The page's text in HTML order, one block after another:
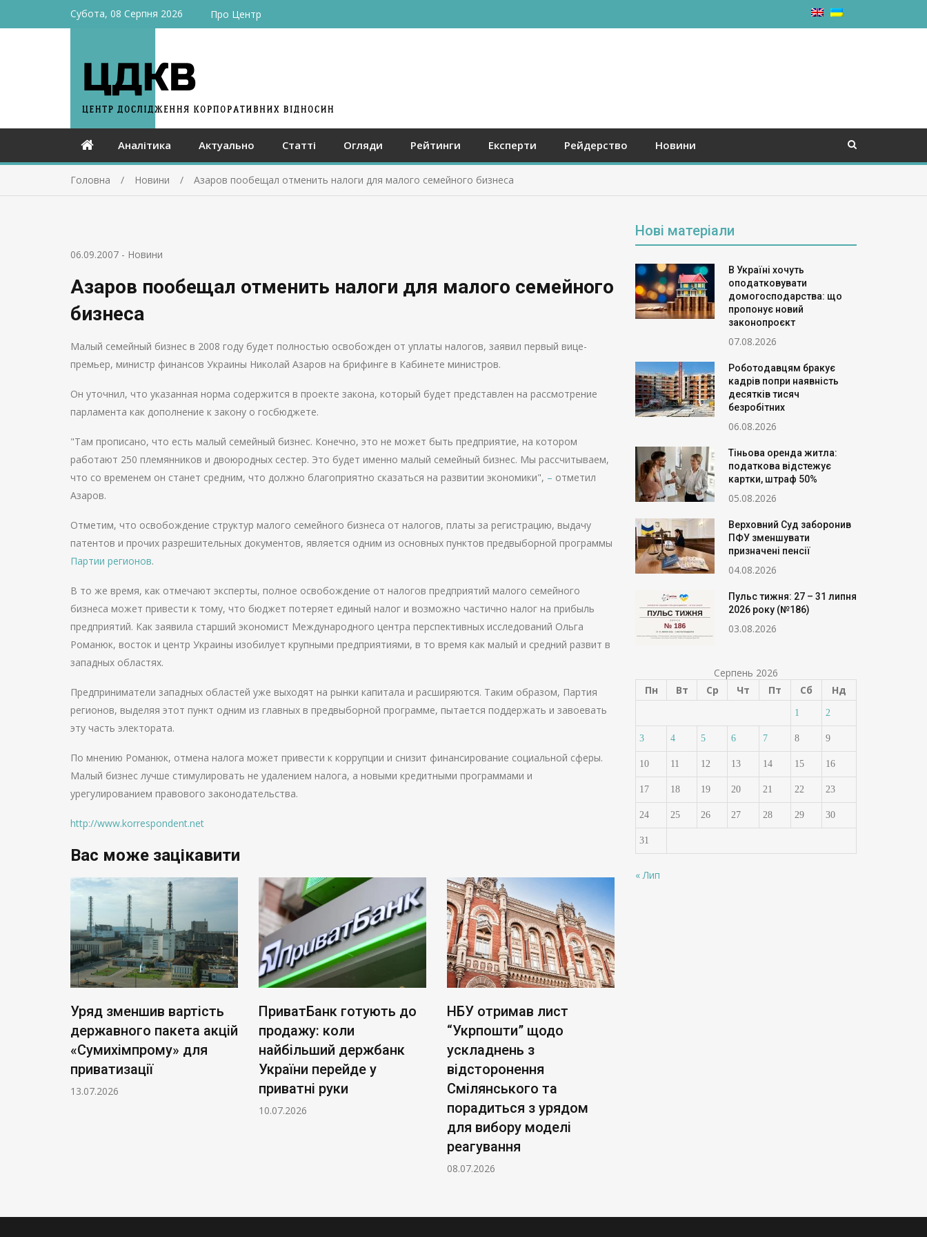
Субота, 08 Серпня 2026 Про Центр
Аналітика Актуально Статті Огляди Рейтинги Експерти Рейдерство Новини
Головна Новини Азаров пообещал отменить налоги для малого семейного бизнеса
06.09.2007 - Новини
Азаров пообещал отменить налоги для малого семейного
бизнеса
Малый семейный бизнес в 2008 году будет полностью освобожден от уплаты налогов, заявил первый вице-
премьер, министр финансов Украины Николай Азаров на брифинге в Кабинете министров.
Он уточнил, что указанная норма содержится в проекте закона, который будет представлен на рассмотрение
парламента как дополнение к закону о госбюджете.
"Там прописано, что есть малый семейный бизнес. Конечно, это не может быть предприятие, на котором
работают 250 племянников и двоюродных сестер. Это будет именно малый семейный бизнес. Мы рассчитываем,
что со временем он станет средним, что должно благоприятно сказаться на развитии экономики", – отметил
Азаров.
Отметим, что освобождение структур малого семейного бизнеса от налогов, платы за регистрацию, выдачу
патентов и прочих разрешительных документов, является одним из основных пунктов предвыборной программы
Партии регионов.
В то же время, как отмечают эксперты, полное освобождение от налогов предприятий малого семейного
бизнеса может привести к тому, что бюджет потеряет единый налог и возможно частично налог на прибыль
предприятий. Как заявила старший экономист Международного центра перспективных исследований Ольга
Романюк, восток и центр Украины изобилует крупными предприятиями, в то время как малый и средний развит в
западных областях.
Предприниматели западных областей уже выходят на рынки капитала и расширяются. Таким образом, Партия
регионов, выделяя этот пункт одним из главных в предвыборной программе, пытается поддержать и завоевать
эту часть электората.
По мнению Романюк, отмена налога может привести к коррупции и снизит финансирование социальной сферы.
Малый бизнес лучше стимулировать не удалением налога, а новыми кредитными программами и
урегулированием правового законодательства.
http://www.korrespondent.net
Вас може зацікавити
Уряд зменшив вартість
державного пакета акцій
«Сумихімпрому» для
приватизації
13.07.2026
ПриватБанк готують до
продажу: коли
найбільший держбанк
України перейде у
приватні руки
10.07.2026
НБУ отримав лист
“Укрпошти” щодо
ускладнень з
відсторонення
Смілянського та
порадиться з урядом
для вибору моделі
реагування
08.07.2026
Нові матеріали
В Україні хочуть
оподатковувати
домогосподарства: що
пропонує новий
законопроєкт
07.08.2026
Роботодавцям бракує
кадрів попри наявність
десятків тисяч
безробітних
06.08.2026
Тіньова оренда житла:
податкова відстежує
картки, штраф 50%
05.08.2026
Верховний Суд заборонив
ПФУ зменшувати
призначені пенсії
04.08.2026
Пульс тижня: 27 – 31 липня
2026 року (№186)
03.08.2026
Серпень 2026
Пн
Вт Ср Чт Пт Сб Нд
1 2
3 4 5 6 7 8 9
10 11 12 13 14 15 16
17 18 19 20 21 22 23
24 25 26 27 28 29 30
31
« Лип